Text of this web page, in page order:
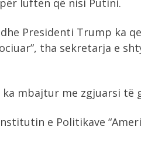
luftën që nisi Putini.
Presidenti Trump ka
tha sekretarja e
mbajtur me zgjuarsi të
e Politikave